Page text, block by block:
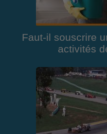
Faut-il souscrire
activités